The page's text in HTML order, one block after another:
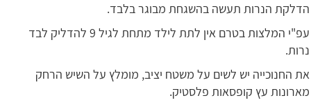
הדלקת הנרות תעשה בהשגחת מבוגר בלבד.
עפ"י המלצות בטרם אין לתת לילד מתחת לגיל 9 להדליק לבד
נרות.
את החנוכייה יש לשים על משטח יציב, מומלץ על השיש הרחק
מארונות עץ קופסאות פלסטיק.